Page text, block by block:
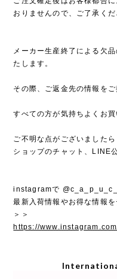
おりませんので、ご了承くだ
メーカー生産終了による欠
たします。
その際、ご返金先の情報を
すべての方が気持ちよくお
ご不明な点がございましたら
ショップのチャット、LINE
instagramで
最新入荷情報やお得な情報を
＞＞
https://